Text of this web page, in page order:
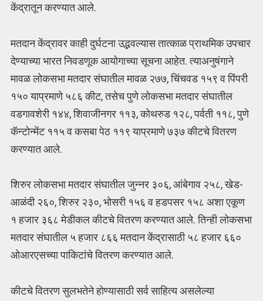
केंद्रातून करण्यात आले.
मतदान केंद्रावर काही दुर्घटना उद्भवल्यास तात्काळ प्राथमिक उपचार
देण्याच्या भारत निवडणूक आयोगाच्या सूचना आहेत. त्याअनुषंगाने
मावळ लोकसभा मतदार संघातील मावळ २७७, चिंचवड १५९ व पिंपरी
१५० याप्रमाणे ५८६ कीट, तसेच पुणे लोकसभा मतदार संघातील
वडगावशेरी १४४, शिवाजीनगर ११३, कोथरुड १२८, पर्वती ११८, पुणे
कॅन्टोन्मेंट ११५ व कसबा पेठ ११९ याप्रमाणे ७३७ कीटचे वितरण
करण्यात आले.
शिरुर लोकसभा मतदार संघातील जुन्नर ३०६, आंबेगाव २५८, खेड-
आळंदी २६०, शिरुर २३०, भोसरी १५६ व हडपसर १५८ अशा एकूण
१ हजार ३६८ मेडीकल कीटचे वितरण करण्यात आले. तिन्ही लोकसभा
मतदार संघातील ५ हजार ८६६ मतदान केंद्रासाठी ५८ हजार ६६०
ओआरएसच्या पाकिटांचे वितरण करण्यात आले.
कीटचे वितरण सुलभतेने होण्यासाठी सर्व साहित्य असलेल्या